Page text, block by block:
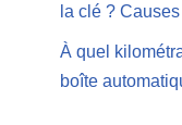
la clé ?
À quel
boîte